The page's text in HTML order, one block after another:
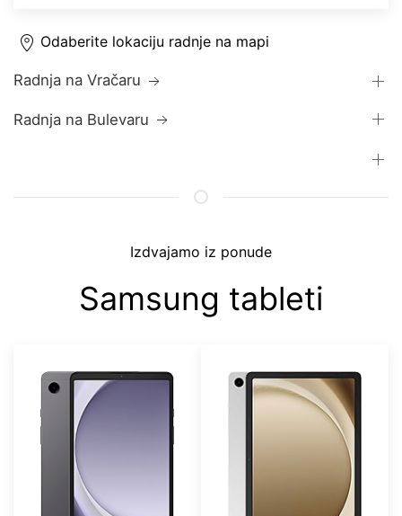
Odaberite lokaciju radnje na mapi
Radnja na Vračaru
Radnja na Bulevaru
Izdvajamo iz ponude
Samsung tableti